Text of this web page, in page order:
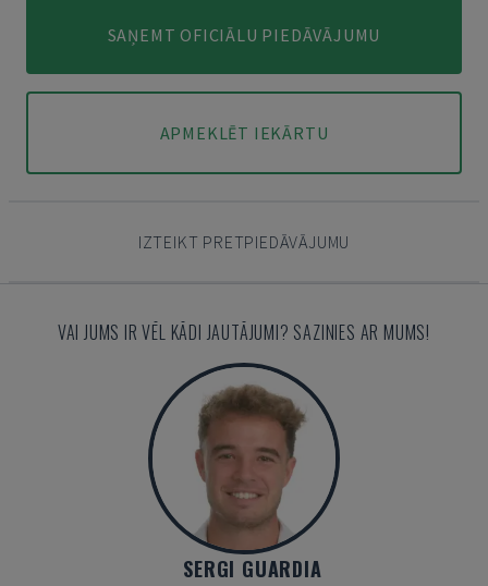
SAŅEMT OFICIĀLU PIEDĀVĀJUMU
APMEKLĒT IEKĀRTU
IZTEIKT PRETPIEDĀVĀJUMU
VAI JUMS IR VĒL KĀDI JAUTĀJUMI? SAZINIES AR MUMS!
SERGI GUARDIA